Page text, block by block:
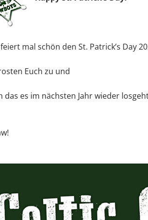
mal schön den St. Patrick’s Day
Euch zu und
das es im nächsten Jahr wieder